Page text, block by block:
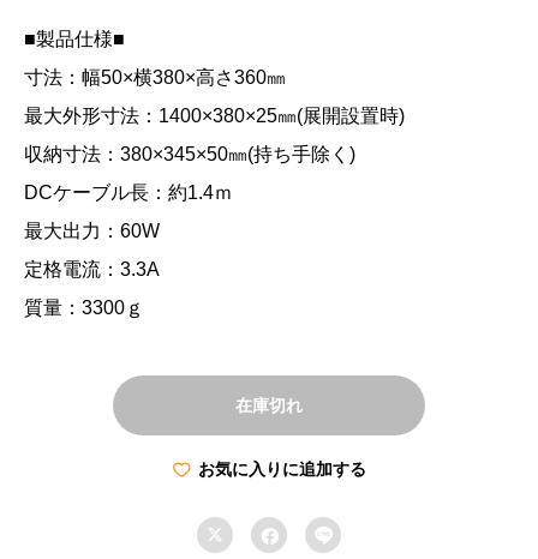
■製品仕様■
寸法：幅50×横380×高さ360㎜
最大外形寸法：1400×380×25㎜(展開設置時)
収納寸法：380×345×50㎜(持ち手除く)
DCケーブル長：約1.4ｍ
最大出力：60W
定格電流：3.3A
質量：3300ｇ
在庫切れ
お気に入りに追加する
  